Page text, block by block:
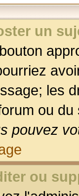
un
les
ou
pouvez
ou